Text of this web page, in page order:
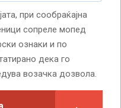
при сообраќајна
сопреле мопед
ознаки и по
дека го
возачка дозвола.